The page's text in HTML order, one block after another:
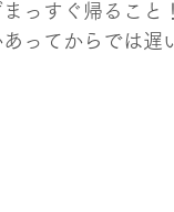
っすぐ帰ること
ってからでは遅